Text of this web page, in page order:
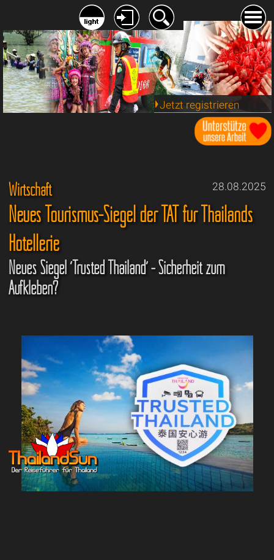
Jetzt registrieren
28.08.2025
Wirtschaft
Neues Tourismus-Siegel der TAT für Thailands
Hotellerie
Neues Siegel ´Trusted Thailand´ - Sicherheit zum
Aufkleben?